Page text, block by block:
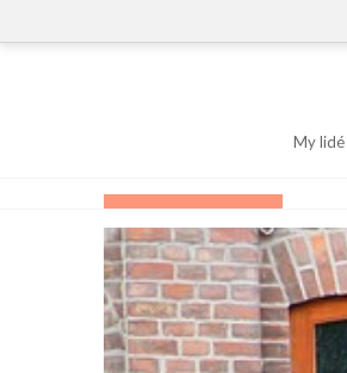
to
My lidé